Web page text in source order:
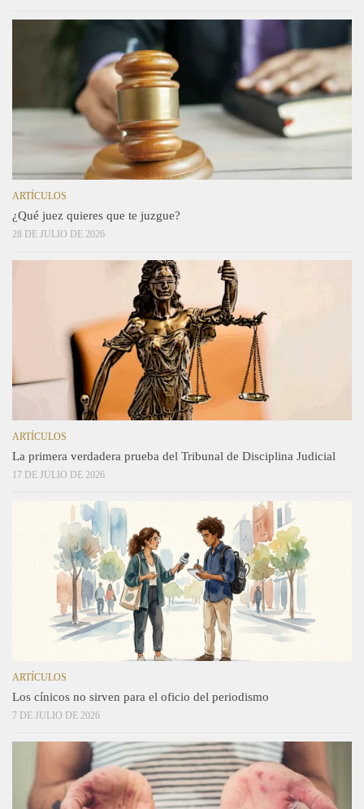
ARTÍCULOS
¿Qué juez quieres que te juzgue?
28 DE JULIO DE 2026
ARTÍCULOS
La primera verdadera prueba del Tribunal de Disciplina Judicial
17 DE JULIO DE 2026
ARTÍCULOS
Los cínicos no sirven para el oficio del periodismo
7 DE JULIO DE 2026